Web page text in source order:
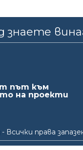
знаете
път към
на проекти
Всички права